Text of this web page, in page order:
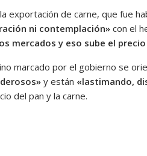
exportación de carne, que fue
ni contemplación» con el
mercados y eso sube el
marcado por el gobierno se
y están «lastimando,
del pan y la carne.